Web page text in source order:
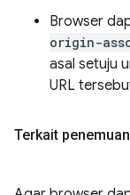
Browser
origin-
asal setuju
URL
Terkait